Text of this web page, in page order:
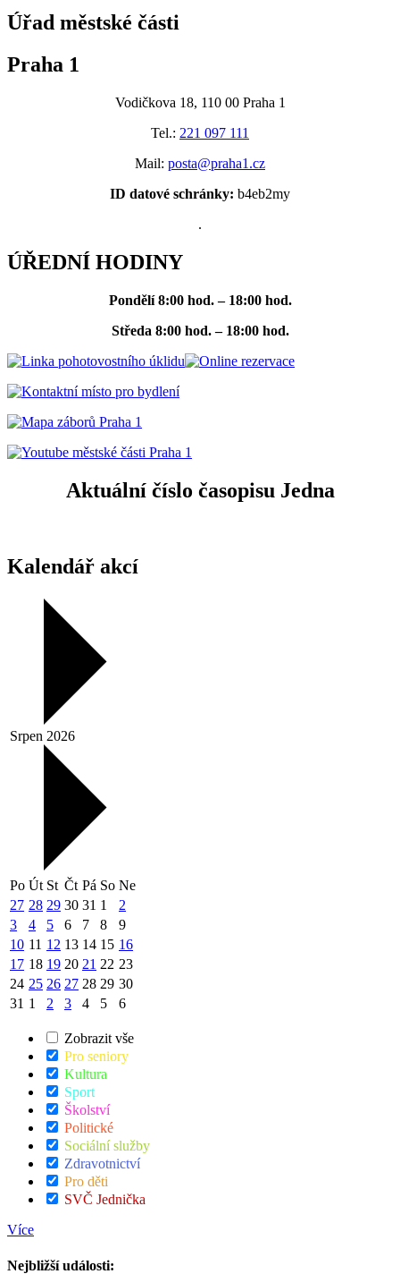
Úřad městské části
Praha 1
Vodičkova 18, 110 00 Praha 1
Tel.: 221 097 111
Mail: posta@praha1.cz
ID datové schránky: b4eb2my
.
ÚŘEDNÍ HODINY
Pondělí 8:00 hod. – 18:00 hod.
Středa 8:00 hod. – 18:00 hod.
Aktuální číslo časopisu Jedna
Kalendář akcí
Srpen 2026
Po Út St Čt Pá So Ne
27 28 29 30 31 1
2
3
4 5 6 7 8
9
10 11 12 13 14 15 16
17 18 19 20 21 22 23
24 25 26 27 28 29 30
31 1 2 3 4 5 6
Zobrazit vše
Pro seniory
Kultura
Sport
Školství
Politické
Sociální služby
Zdravotnictví
Pro děti
SVČ Jednička
Více
Nejbližší události: